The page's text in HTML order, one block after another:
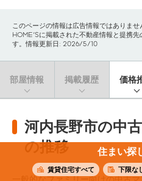
住まい探
賃貸住宅すべて 下限な
このページの情報は広告情報ではありま
HOME'Sに掲載された不動産情報と提携
す。情報更新日: 2026/5/10
部屋情報 掲載履歴 価格
河内長野市の中
の推移